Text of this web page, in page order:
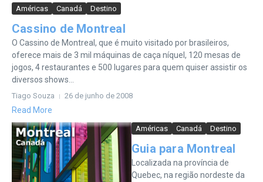
Américas Canadá Destino
Cassino de Montreal
O Cassino de Montreal, que é muito visitado por brasileiros,
oferece mais de 3 mil máquinas de caça níquel, 120 mesas de
jogos, 4 restaurantes e 500 lugares para quem quiser assistir os
diversos shows...
Tiago Souza 26 de junho de 2008
Read More
Américas Canadá Destino
Guia para Montreal
Localizada na província de
Quebec, na região nordeste da